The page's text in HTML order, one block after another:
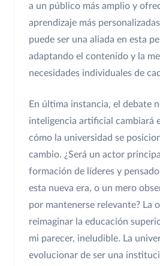
a un público más amplio y
aprendizaje más
puede ser una aliada en esta
adaptando el contenido y la
necesidades individuales de
En última instancia, el debate
inteligencia artificial cambiará
cómo la universidad se
cambio. ¿Será un actor
formación de líderes y
esta nueva era, o un mero
por mantenerse relevante? La
reimaginar la educación
mi parecer, ineludible. La
evolucionar de ser una